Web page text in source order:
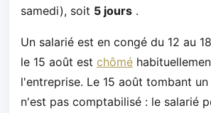
samedi), soit 5 jours .
Un salarié est en congé du 12 au
le 15 août est chômé
l'entreprise. Le 15 août tombant
n'est pas comptabilisé : le salarié